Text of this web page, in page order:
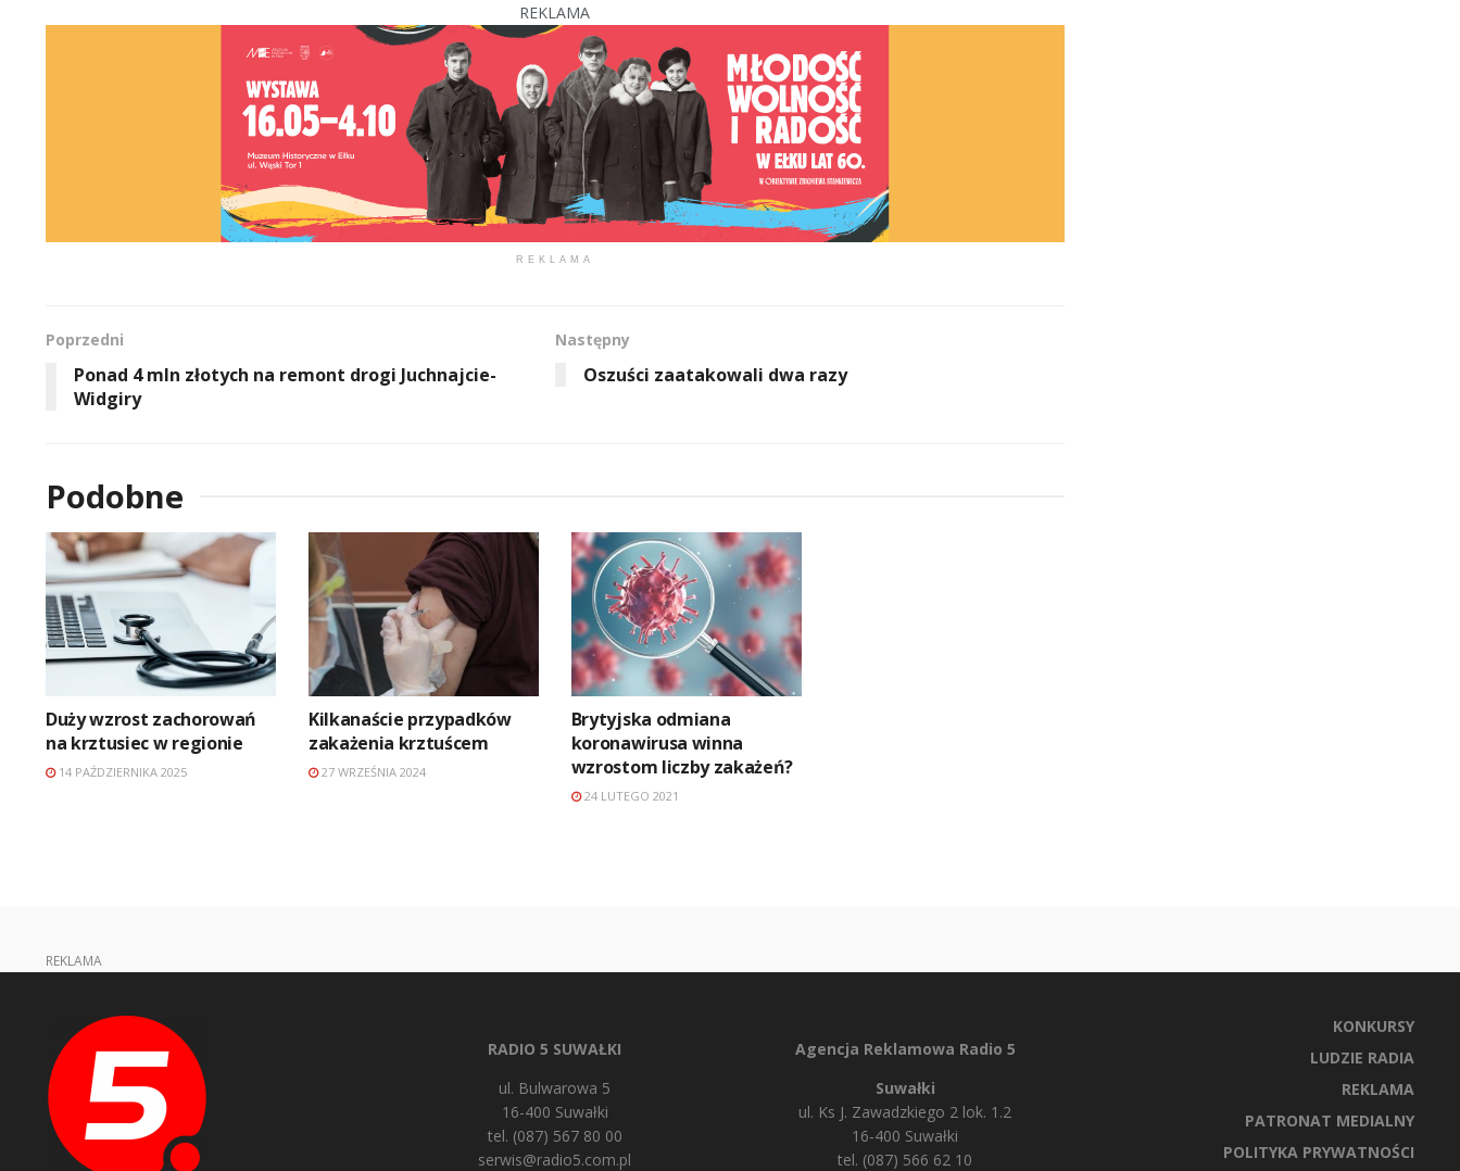
REKLAMA
REKLAMA
Poprzedni
Ponad 4 mln złotych na remont drogi Juchnajcie-
Widgiry
Następny
Oszuści zaatakowali dwa razy
Podobne
Duży wzrost zachorowań
na krztusiec w regionie
14 PAŹDZIERNIKA 2025
Kilkanaście przypadków
zakażenia krztuścem
27 WRZEŚNIA 2024
Brytyjska odmiana
koronawirusa winna
wzrostom liczby zakażeń?
24 LUTEGO 2021
REKLAMA
RADIO 5 SUWAŁKI
ul. Bulwarowa 5
16-400 Suwałki
tel. (087) 567 80 00
serwis@radio5.com.pl
Agencja Reklamowa Radio 5
Suwałki
ul. Ks J. Zawadzkiego 2 lok. 1.2
16-400 Suwałki
tel. (087) 566 62 10
KONKURSY
LUDZIE RADIA
REKLAMA
PATRONAT MEDIALNY
POLITYKA PRYWATNOŚCI